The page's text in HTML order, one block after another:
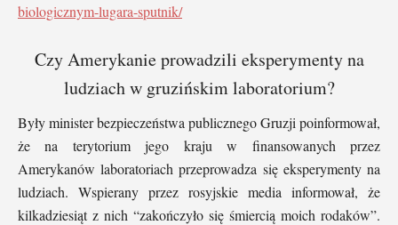
biologicznym-lugara-sputnik/
Czy Amerykanie prowadzili eksperymenty na
ludziach w gruzińskim laboratorium?
Były minister bezpieczeństwa publicznego Gruzji poinformował,
że na terytorium jego kraju w finansowanych przez
Amerykanów laboratoriach przeprowadza się eksperymenty na
ludziach. Wspierany przez rosyjskie media informował, że
kilkadziesiąt z nich “zakończyło się śmiercią moich rodaków”.